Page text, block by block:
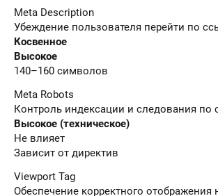
Meta Description
Убеждение пользователя перейти по
Косвенное
Высокое
140–160 символов
Meta Robots
Контроль индексации и следования по
Высокое (техническое)
Не влияет
Зависит от директив
Viewport Tag
Обеспечение корректного